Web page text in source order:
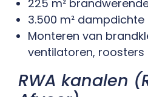
225 m²
3.500 m²
Monteren van
ventilatoren, roosters
RWA kanalen